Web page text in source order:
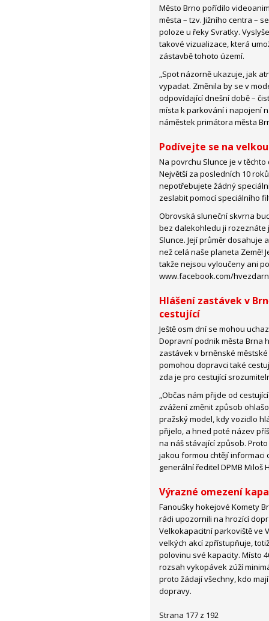
Město Brno pořídilo
města – tzv. Jižního centra –
poloze u řeky Svratky.
takové vizualizace, která
zástavbě tohoto území.
„Spot názorně ukazuje, jak
vypadat. Změnila by se v
odpovídající dnešní době –
místa k parkování i napojení
náměstek primátora města
Podívejte se na
Na povrchu Slunce je v
Největší za posledních 10
nepotřebujete žádný
zeslabit pomocí speciálního
Obrovská sluneční skvrna
bez dalekohledu ji rozeznáte
Slunce. Její průměr dosahuje
než celá naše planeta Země!
takže nejsou vyloučeny ani
www.facebook.com/
Hlášení zastávek v
cestující
Ještě osm dní se mohou
Dopravní podnik města Brna
zastávek v brněnské
pomohou dopravci také
zda je pro cestující
„Občas nám přijde od
zvážení změnit způsob
pražský model, kdy vozidlo
přijelo, a hned poté název
na náš stávající způsob.
jakou formou chtějí informaci
generální ředitel DPMB Miloš
Výrazné omezení
Fanoušky hokejové Komety
rádi upozornili na hrozící
Velkokapacitní parkoviště ve
velkých akcí zpřístupňuje,
polovinu své kapacity. Místo
rozsah vykopávek zúží
proto žádají všechny, kdo
dopravy.
Strana 177 z 192